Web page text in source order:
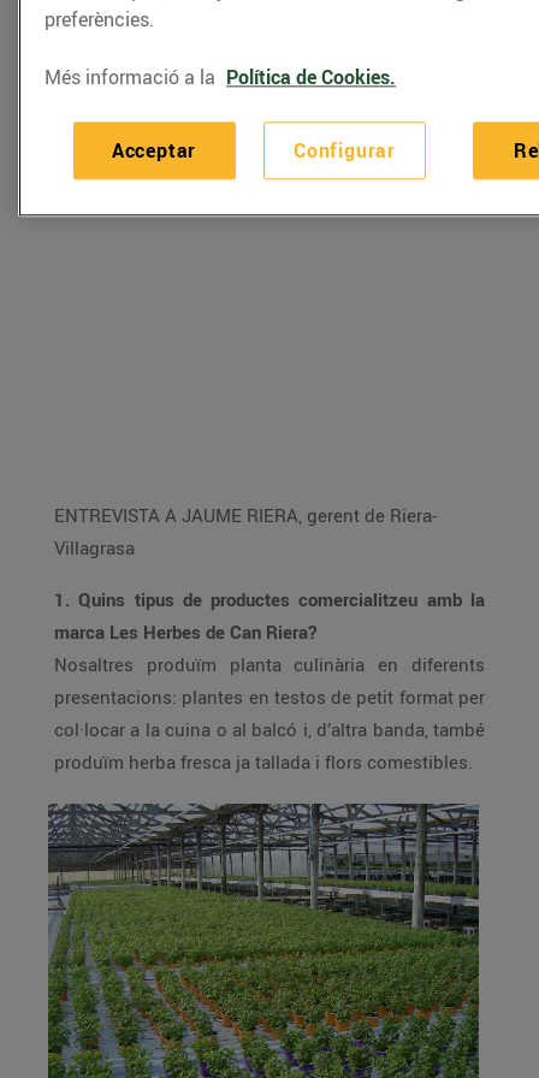
d'aquestes plantes culinàries.
ENTREVISTA A JAUME RIERA, gerent de Riera-
Villagrasa
1. Quins tipus de productes comercialitzeu amb la
marca Les Herbes de Can Riera?
Nosaltres produïm planta culinària en diferents
presentacions: plantes en testos de petit format per
col·locar a la cuina o al balcó i, d’altra banda, també
produïm herba fresca ja tallada i flors comestibles.
preferències.
Més informació a la Política de Cookies.
Configurar
Acceptar